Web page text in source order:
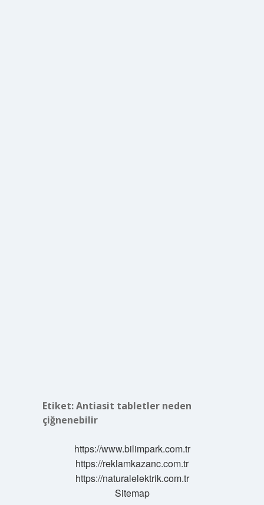
Etiket:Antiasit tabletler neden
çiğnenebilir
https://www.bilimpark.com.tr
https://reklamkazanc.com.tr
https://naturalelektrik.com.tr
Sitemap